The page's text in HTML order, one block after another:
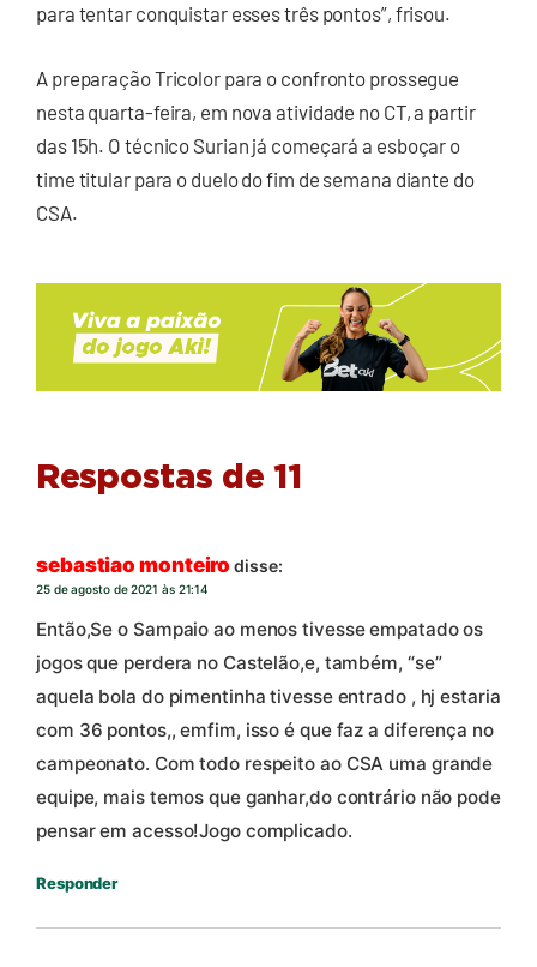
para tentar conquistar esses três pontos”, frisou.
A preparação Tricolor para o confronto prossegue
nesta quarta-feira, em nova atividade no CT, a partir
das 15h. O técnico Surian já começará a esboçar o
time titular para o duelo do fim de semana diante do
CSA.
Respostas de 11
sebastiao monteiro disse:
25 de agosto de 2021 às 21:14
Então,Se o Sampaio ao menos tivesse empatado os
jogos que perdera no Castelão,e, também, “se”
aquela bola do pimentinha tivesse entrado , hj estaria
com 36 pontos,, emfim, isso é que faz a diferença no
campeonato. Com todo respeito ao CSA uma grande
equipe, mais temos que ganhar,do contrário não pode
pensar em acesso!Jogo complicado.
Responder